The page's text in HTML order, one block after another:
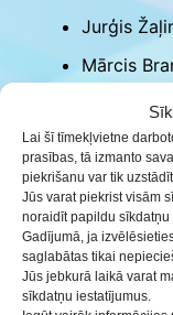
Lai šī tīmekļvietne
prasības, tā izmanto
piekrišanu var tik
Jūs varat piekrist visām
noraidīt papildu sīkdatņu
Gadījumā, ja
saglabātas tikai
Jūs jebkurā laikā varat
sīkdatņu iestatījumus.
Jurģis
Mārcis
Papildus
dalībniekiem
Nomināciju
Radomska,
dimants” ieguva
6 dalībniekus
finālā, kas notiks
Konkursa